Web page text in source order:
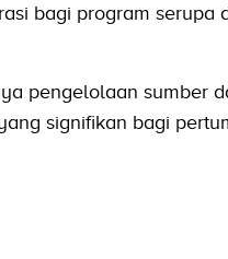
bagi program serupa
pengelolaan sumber
signifikan bagi